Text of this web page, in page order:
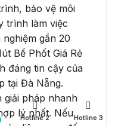
bảo vệ môi
trình làm việc
gần 20
Bể Phốt Giá Rẻ
đáng tin cậy của
tại Đà Nẵng.
giải pháp nhanh
lý nhất. Nếu
liên quan đến
Hotline 2 Hotline 3